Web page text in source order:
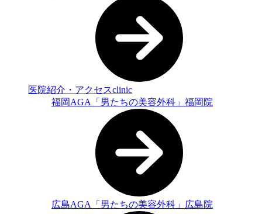
医院紹介・アクセスclinic
福岡AGA「男たちの美容外科」福岡院
広島AGA「男たちの美容外科」広島院